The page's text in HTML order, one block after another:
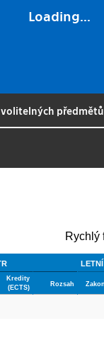
Loading...
předmětů
Rychlý
Kredity
(ECTS)
Rozsah